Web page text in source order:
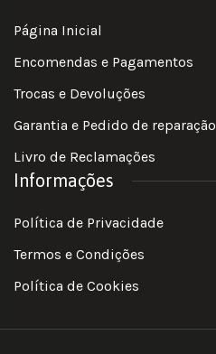
Página Inicial
Encomendas e Pagamentos
Trocas e Devoluções
Garantia e Pedido de reparação
Livro de Reclamações
Informações
Política de Privacidade
Termos e Condições
Política de Cookies